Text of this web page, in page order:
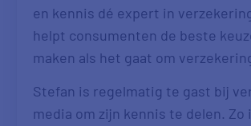
Dhr. D uit Panningen
Mvr. M uit Ede
en kennis dé expert in
helpt consumenten de beste
maken als het gaat om
Stefan is regelmatig te gast bij
media om zijn kennis te delen. Zo